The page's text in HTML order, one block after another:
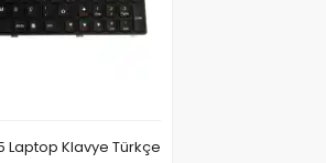
Laptop Klavye Türkçe